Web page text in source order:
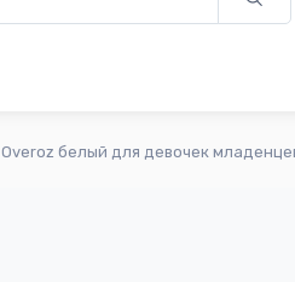
Overoz белый для девочек